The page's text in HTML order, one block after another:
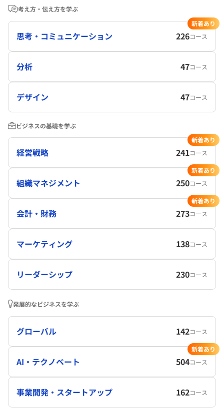
考え方・伝え方を学ぶ
思考・コミュニケーション 226コース
新着あり
分析 47コース
デザイン 47コース
ビジネスの基礎を学ぶ
経営戦略 241コース
新着あり
組織マネジメント 250コース
新着あり
会計・財務 273コース
新着あり
マーケティング 138コース
リーダーシップ 230コース
発展的なビジネスを学ぶ
グローバル 142コース
AI・テクノベート 504コース
新着あり
事業開発・スタートアップ 162コース